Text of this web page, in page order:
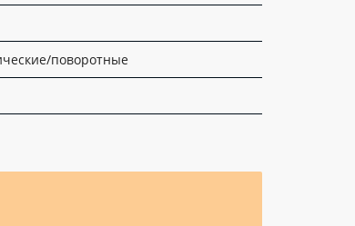
поворотные